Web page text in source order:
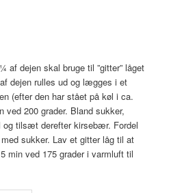
af dejen skal bruge til ”gitter” låget
dejen rulles ud og lægges i et
(efter den har stået på køl i ca.
200 grader. Bland sukker,
og tilsæt derefter kirsebær. Fordel
sukker. Lav et gitter låg til at
min ved 175 grader i varmluft til